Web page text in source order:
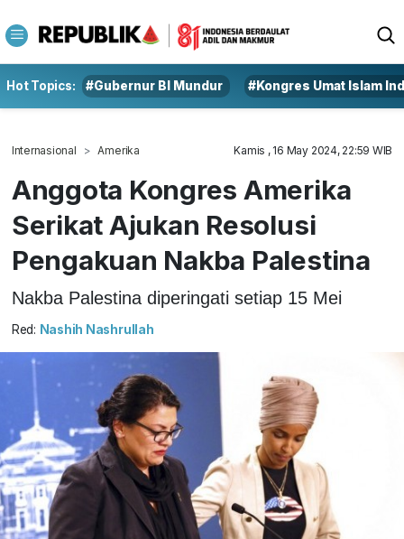
Hot Topics: #Gubernur BI Mundur #Kongres Umat Islam
Internasional Amerika Kamis , 16 May 2024, 22:59 WIB
Anggota Kongres Amerika
Serikat Ajukan Resolusi
Pengakuan Nakba Palestina
Nakba Palestina diperingati setiap 15 Mei
Red: Nashih Nashrullah